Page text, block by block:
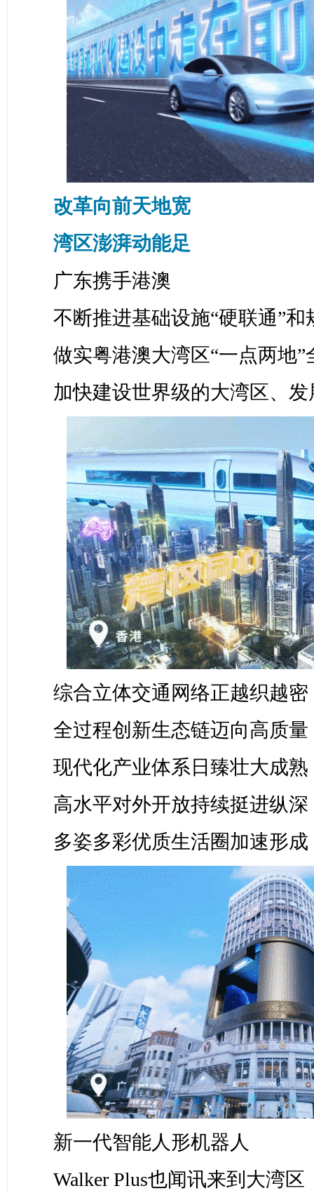
改革向前天地宽
湾区澎湃动能足
广东携手港澳
不断推进基础设施“硬联通”和
做实粤港澳大湾区“一点两地”
加快建设世界级的大湾区、
综合立体交通网络正越织越密
全过程创新生态链迈向高质量
现代化产业体系日臻壮大成熟
高水平对外开放持续挺进纵深
多姿多彩优质生活圈加速形成
新一代智能人形机器人
Walker Plus也闻讯来到大湾区